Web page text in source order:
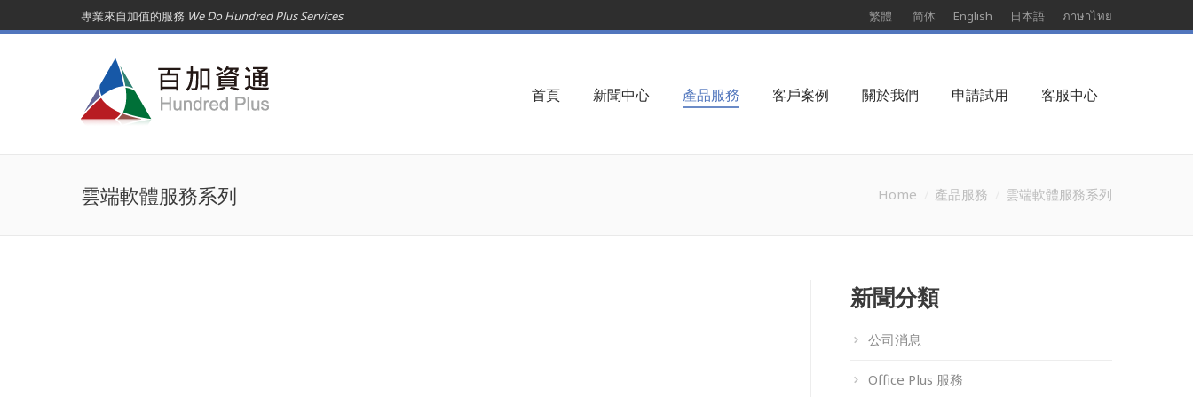
專業來自加值的服務 We Do Hundred Plus Services 繁體 简体 English 日本語 ภาษาไทย
首頁 新聞中心 產品服務 客戶案例 關於我們 申請試用 客服中心
雲端軟體服務系列 Home 產品服務 雲端軟體服務系列
新聞分類
公司消息
Office Plus 服務